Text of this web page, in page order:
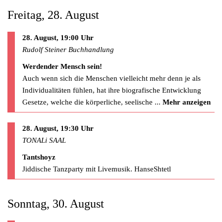
Freitag, 28. August
28. August, 19:00 Uhr
Rudolf Steiner Buchhandlung
Werdender Mensch sein!
Auch wenn sich die Menschen vielleicht mehr denn je als
Individualitäten fühlen, hat ihre biografische Entwicklung
Gesetze, welche die körperliche, seelische ... Mehr anzeigen
28. August, 19:30 Uhr
TONALi SAAL
Tantshoyz
Jiddische Tanzparty mit Livemusik. HanseShtetl
Sonntag, 30. August